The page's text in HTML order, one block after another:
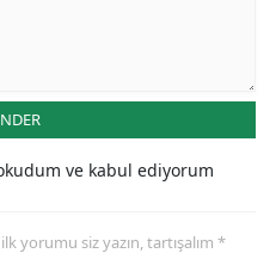
ve kabul ediyorum
yorumu siz yazın, tartışalım *